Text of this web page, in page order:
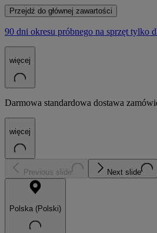
Przejdź do głównej zawartości
90 dni okresu próbnego na sprzęt tylko
więcej
Darmowa standardowa dostawa
więcej
Previous slide Next slide
Polska (Polski)